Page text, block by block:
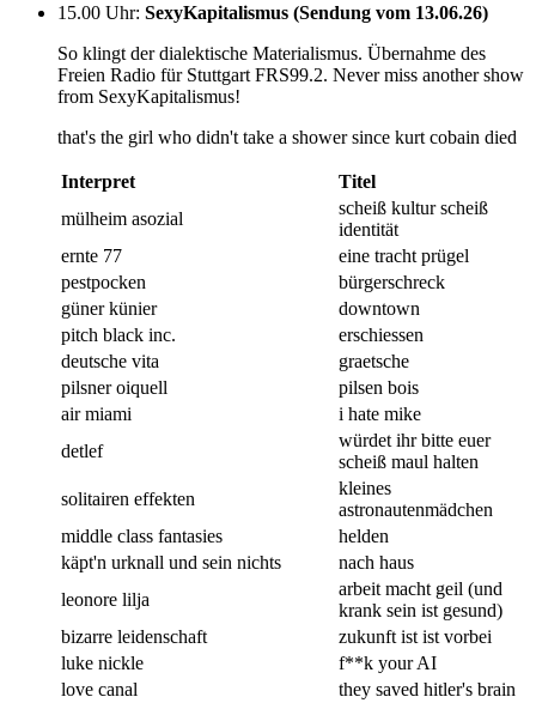
15.00 Uhr: SexyKapitalismus (Sendung vom 13.06.26)
So klingt der dialektische Materialismus. Übernahme des
Freien Radio für Stuttgart FRS99.2. Never miss another show
from SexyKapitalismus!
that's the girl who didn't take a shower since kurt cobain died
Interpret
Titel
mülheim asozial
scheiß kultur scheiß
identität
ernte 77
eine tracht prügel
pestpocken
bürgerschreck
güner künier
downtown
pitch black inc.
erschiessen
deutsche vita
graetsche
pilsner oiquell
pilsen bois
air miami
i hate mike
detlef
würdet ihr bitte euer
scheiß maul halten
solitairen effekten
kleines
astronautenmädchen
middle class fantasies
helden
käpt'n urknall und sein nichts
nach haus
leonore lilja
arbeit macht geil (und
krank sein ist gesund)
bizarre leidenschaft
zukunft ist ist vorbei
luke nickle
f**k your AI
love canal
they saved hitler's brain